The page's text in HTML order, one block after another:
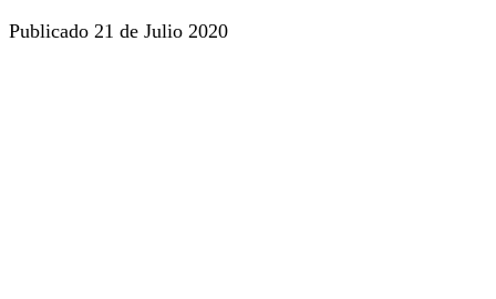
Publicado 21 de Julio 2020